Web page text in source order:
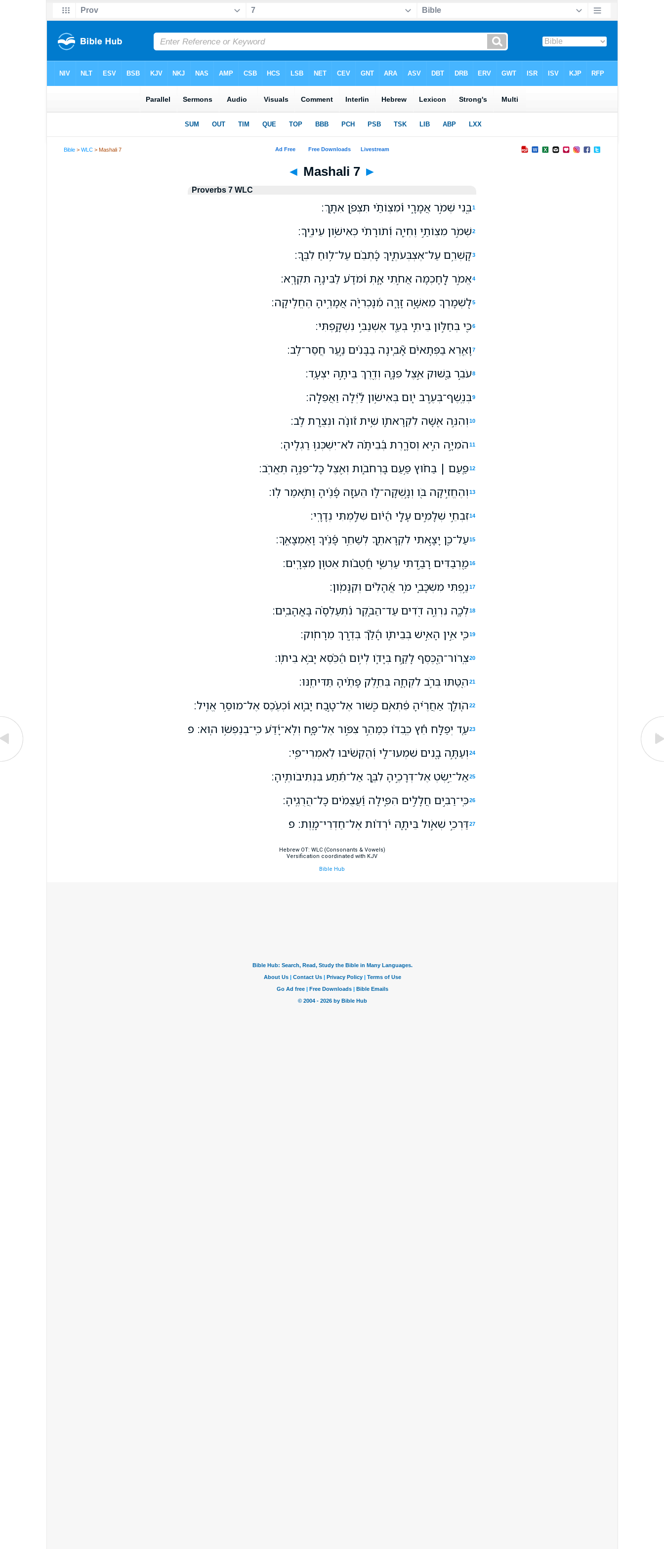
Bible >WLC > Mashali 7
◄ Mashali 7 ►
Proverbs 7 WLC
1בְּ֭נִי שְׁמֹ֣ר אֲמָרָ֑י וּ֝מִצְוֹתַ֗י תִּצְפֹּ֥ן אִתָּֽךְ׃
2שְׁמֹ֣ר מִצְוֹתַ֣י וֶחְיֵ֑ה וְ֝תֹורָתִ֗י כְּאִישֹׁ֥ון עֵינֶֽיךָ׃
3קָשְׁרֵ֥ם עַל־אֶצְבְּעֹתֶ֑יךָ כָּ֝תְבֵ֗ם עַל־ל֥וּחַ לִבֶּֽךָ׃
4אֱמֹ֣ר לַֽ֭חָכְמָה אֲחֹ֣תִי אָ֑תְּ וּ֝מֹדָ֗ע לַבִּינָ֥ה תִקְרָֽא׃
5לִ֭שְׁמָרְךָ מֵאִשָּׁ֣ה זָרָ֑ה מִ֝נָּכְרִיָּ֗ה אֲמָרֶ֥יהָ הֶחֱלִֽיקָה׃
6כִּ֭י בְּחַלֹּ֣ון בֵּיתִ֑י בְּעַ֖ד אֶשְׁנַבִּ֣י נִשְׁקָֽפְתִּי׃
7 וָאֵ֤רֶא בַפְּתָאיִ֗ם אָ֘בִ֤ינָה בַבָּנִ֗ים נַ֣עַר חֲסַר־לֵֽב׃
8עֹבֵ֣ר בַּ֭שּׁוּק אֵ֣צֶל פִּנָּ֑הּ וְדֶ֖רֶךְ בֵּיתָ֣הּ יִצְעָֽד׃
9בְּנֶֽשֶׁף־בְּעֶ֥רֶב יֹ֑ום בְּאִישֹׁ֥ון לַ֝֗יְלָה וַאֲפֵלָֽה׃
10 וְהִנֵּ֣ה אִ֭שָּׁה לִקְרָאתֹ֑ו שִׁ֥ית זֹ֝ונָ֗ה וּנְצֻ֥רַת לֵֽב׃
11 הֹמִיָּ֣ה הִ֣יא וְסֹרָ֑רֶת בְּ֝בֵיתָ֗הּ לֹא־יִשְׁכְּנ֥וּ רַגְלֶֽיהָ׃
12פַּ֤עַם ׀ בַּח֗וּץ פַּ֥עַם בָּרְחֹבֹ֑ות וְאֵ֖צֶל כָּל־פִּנָּ֣ה תֶאֱרֹֽב׃
13 וְהֶחֱזִ֣יקָה בֹּ֖ו וְנָ֣שְׁקָה־לֹּ֑ו הֵעֵ֥זָה פָ֝נֶ֗יהָ וַתֹּ֣אמַר לֹֽו׃
14זִבְחֵ֣י שְׁלָמִ֣ים עָלָ֑י הַ֝יֹּ֗ום שִׁלַּ֥מְתִּי נְדָרָֽי׃
15עַל־כֵּ֭ן יָצָ֣אתִי לִקְרָאתֶ֑ךָ לְשַׁחֵ֥ר פָּ֝נֶ֗יךָ וָאֶמְצָאֶֽךָּ׃
16מַ֭רְבַדִּים רָבַ֣דְתִּי עַרְשִׂ֑י חֲ֝טֻבֹ֗ות אֵט֥וּן מִצְרָֽיִם׃
17 נַ֥פְתִּי מִשְׁכָּבִ֑י מֹ֥ר אֲ֝הָלִ֗ים וְקִנָּמֹֽון׃
18לְכָ֤ה נִרְוֶ֣ה דֹ֭דִים עַד־הַבֹּ֑קֶר נִ֝תְעַלְּסָ֗ה בָּאֳהָבִֽים׃
19כִּ֤י אֵ֣ין הָאִ֣ישׁ בְּבֵיתֹ֑ו הָ֝לַ֗ךְ בְּדֶ֣רֶךְ מֵרָחֹֽוק׃
20צְֽרֹור־הַ֭כֶּסֶף לָקַ֣ח בְּיָדֹ֑ו לְיֹ֥ום הַ֝כֵּ֗סֶא יָבֹ֥א בֵיתֹֽו׃
21 הִ֭טַּתּוּ בְּרֹ֣ב לִקְחָ֑הּ בְּחֵ֥לֶק פָתֶ֗יהָ תַּדִּיחֶֽנּוּ׃
22 הֹ֤ולֵ֥ךְ אַחֲרֶ֗יהָ פִּ֫תְאֹ֥ם כְּ֭שֹׁור אֶל־טָ֣בַח יָבֹ֑וא וּ֝כְעֶ֗כֶס אֶל־מוּסַ֥ר אֱוִֽיל׃
23עַ֤ד יְפַלַּ֪ח חֵ֡ץ כְּֽבֵדֹ֗ו כְּמַהֵ֣ר צִפֹּ֣ור אֶל־פָּ֑ח וְלֹֽא־יָ֝דַ֗ע כִּֽי־בְנַפְשֹׁ֥ו הֽוּא׃ פ
24 וְעַתָּ֣ה בָ֭נִים שִׁמְעוּ־לִ֑י וְ֝הַקְשִׁ֗יבוּ לְאִמְרֵי־פִֽי׃
25אַל־יֵ֣שְׂטְ אֶל־דְּרָכֶ֣יהָ לִבֶּ֑ךָ אַל־תֵּ֝תַע בִּנְתִיבֹותֶֽיהָ׃
26כִּֽי־רַבִּ֣ים חֲלָלִ֣ים הִפִּ֑ילָה וַ֝עֲצֻמִ֗ים כָּל־הֲרֻגֶֽיהָ׃
27דַּרְכֵ֣י שְׁאֹ֣ול בֵּיתָ֑הּ יֹ֝רְדֹ֗ות אֶל־חַדְרֵי־מָֽוֶת׃ פ
Hebrew OT: WLC (Consonants & Vowels)
Versification coordinated with KJV
Bible Hub